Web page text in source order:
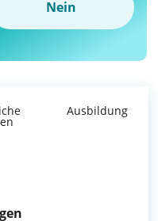
Nein
Ausbildung